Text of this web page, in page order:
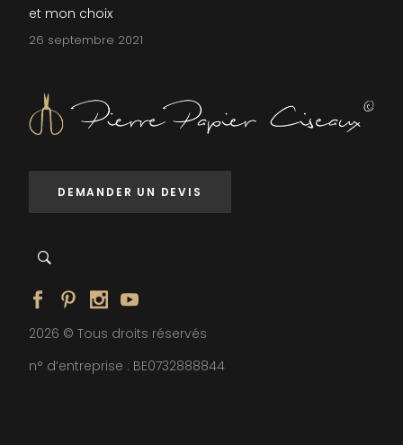
et mon choix
26 septembre 2021
DEMANDER UN DEVIS
2026 © Tous droits réservés
n° d’entreprise : BE0732888844